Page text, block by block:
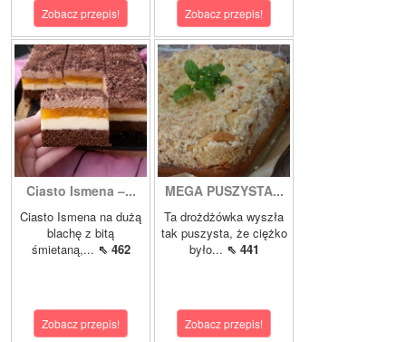
Zobacz przepis! Zobacz przepis!
Ciasto Ismena –...
Ciasto Ismena na dużą
blachę z bitą
śmietaną,... ⇖ 462
Zobacz przepis!
MEGA PUSZYSTA...
Ta drożdżówka wyszła
tak puszysta, że ciężko
było... ⇖ 441
Zobacz przepis!